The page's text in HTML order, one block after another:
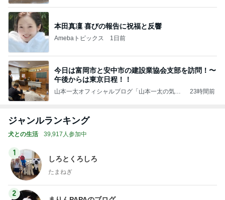
本田真凜 喜びの報告に祝福と反響
Amebaトピックス 1日前
今日は富岡市と安中市の建設業協会支部を訪問！〜
午後からは東京日程！！
山本一太オフィシャルブログ「山本一太の気分
23時間前
ジャンルランキング
犬との生活 39,917人参加中
1
しろとくろしろ
たまねぎ
2